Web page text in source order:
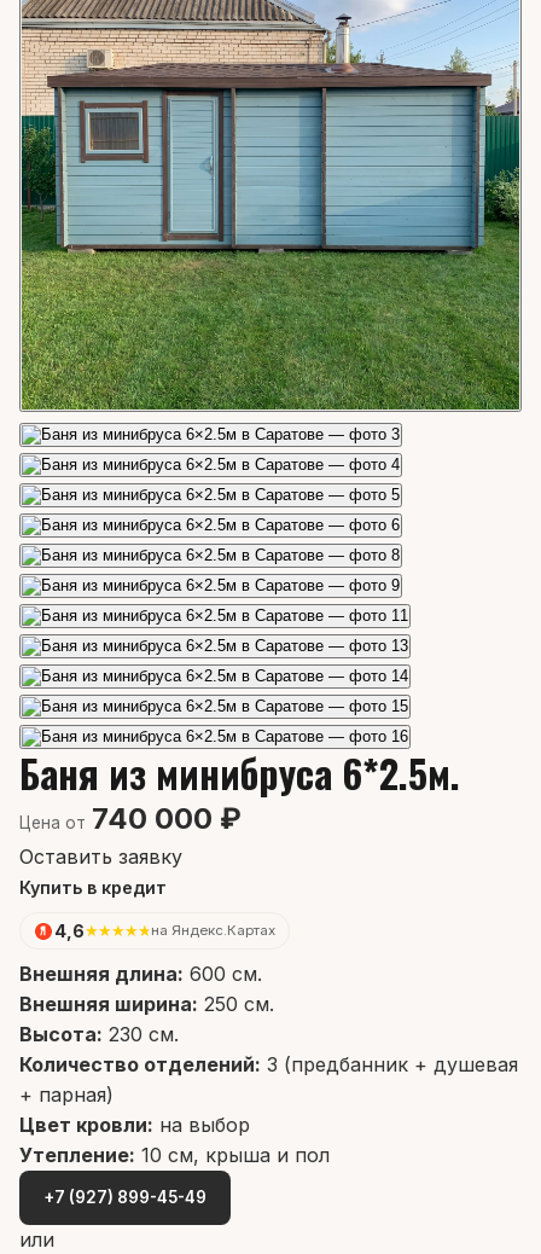
Баня из минибруса 6*2.5м.
Цена от 740 000 ₽
Оставить заявку
Купить в кредит
4,6★★★★★ на Яндекс.Картах
Внешняя длина: 600 см.
Внешняя ширина: 250 см.
Высота: 230 см.
Количество отделений: 3 (предбанник + душевая
+ парная)
Цвет кровли: на выбор
Утепление: 10 см, крыша и пол
+7 (927) 899-45-49
или